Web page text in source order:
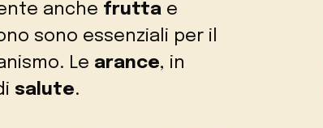
anche frutta e
sono essenziali per il
Le arance, in
salute.